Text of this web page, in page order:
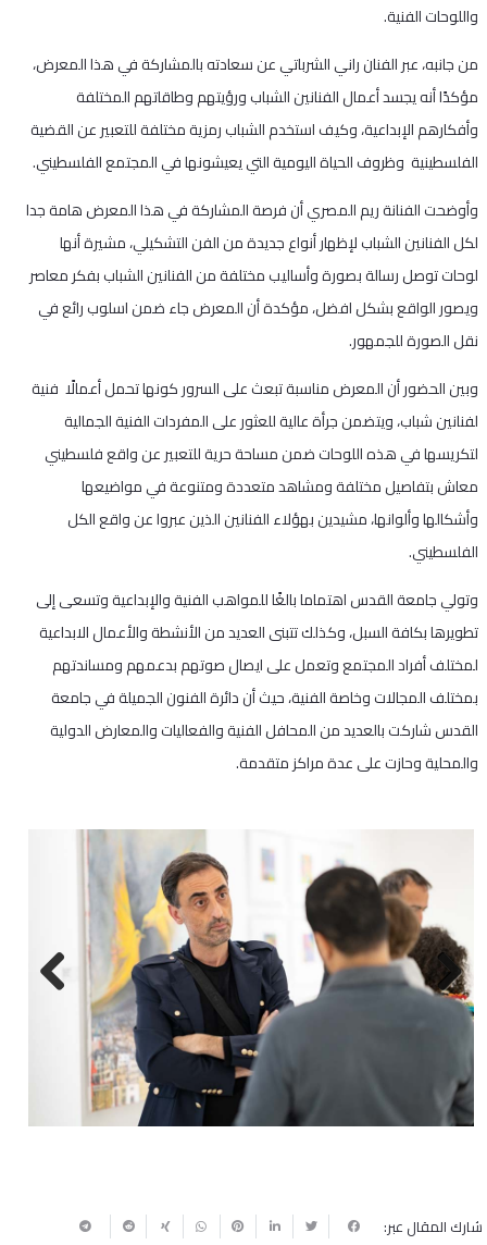
واللوحات الفنية.
من جانبه، عبر الفنان راني الشرباتي عن سعادته بالمشاركة في هذا المعرض،
مؤكدًا أنه يجسد أعمال الفنانين الشباب ورؤيتهم وطاقاتهم المختلفة
وأفكارهم الإبداعية، وكيف استخدم الشباب رمزية مختلفة للتعبير عن القضية
الفلسطينية وظروف الحياة اليومية التي يعيشونها في المجتمع الفلسطيني.
وأوضحت الفنانة ريم المصري أن فرصة المشاركة في هذا المعرض هامة جدا
لكل الفنانين الشباب لإظهار أنواع جديدة من الفن التشكيلي، مشيرة أنها
لوحات توصل رسالة بصورة وأساليب مختلفة من الفنانين الشباب بفكر معاصر
ويصور الواقع بشكل افضل، مؤكدة أن المعرض جاء ضمن اسلوب رائع في
نقل الصورة للجمهور.
وبين الحضور أن المعرض مناسبة تبعث على السرور كونها تحمل أعمالًا فنية
لفنانين شباب، ويتضمن جرأة عالية للعثور على المفردات الفنية الجمالية
لتكريسها في هذه اللوحات ضمن مساحة حرية للتعبير عن واقع فلسطيني
معاش بتفاصيل مختلفة ومشاهد متعددة ومتنوعة في مواضيعها
وأشكالها وألوانها، مشيدين بهؤلاء الفنانين الذين عبروا عن واقع الكل
الفلسطيني.
وتولي جامعة القدس اهتماما بالغًا للمواهب الفنية والإبداعية وتسعى إلى
تطويرها بكافة السبل، وكذلك تتبنى العديد من الأنشطة والأعمال الابداعية
لمختلف أفراد المجتمع وتعمل على ايصال صوتهم بدعمهم ومساندتهم
بمختلف المجالات وخاصة الفنية، حيث أن دائرة الفنون الجميلة في جامعة
القدس شاركت بالعديد من المحافل الفنية والفعاليات والمعارض الدولية
والمحلية وحازت على عدة مراكز متقدمة.
شارك المقال عبر: